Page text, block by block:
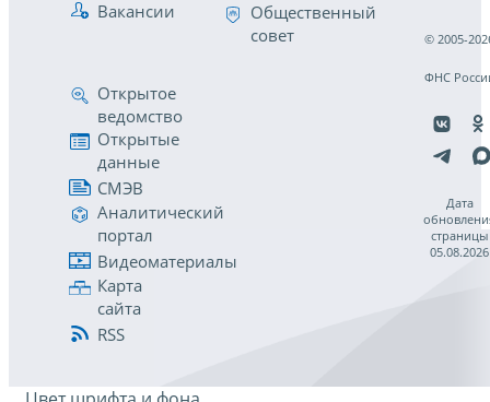
Вакансии
Общественный
совет
Открытое
ведомство
Открытые
данные
СМЭВ
Аналитический
портал
Видеоматериалы
Карта
сайта
RSS
© 2005-
ФНС
Дата
страницы
05.08.2026